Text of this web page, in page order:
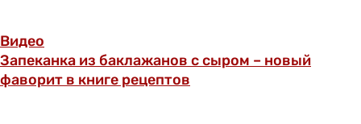
Видео
Запеканка из баклажанов с сыром – новый
фаворит в книге рецептов